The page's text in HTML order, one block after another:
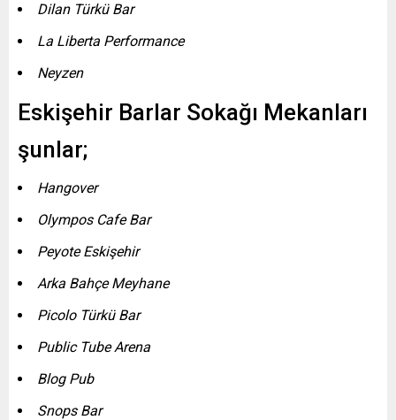
Dilan Türkü Bar
La Liberta Performance
Neyzen
Eskişehir Barlar Sokağı Mekanları
şunlar;
Hangover
Olympos Cafe Bar
Peyote Eskişehir
Arka Bahçe Meyhane
Picolo Türkü Bar
Public Tube Arena
Blog Pub
Snops Bar